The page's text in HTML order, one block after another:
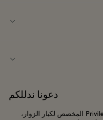
دعونا ندللكم
يمكنكم التسجيل في برنامج المزايا Privilege المخصص لكبار الزوار،